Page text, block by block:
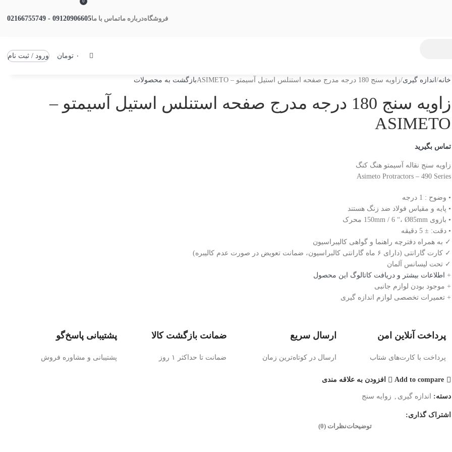
فروشگاهدرباره ماتماس با ما09120906605 - 02166755749
0
۰ تومان ورود / ثبت نام
خانه اندازه گیری زاویه سنج 180 درجه مدرج صفحه استنلس استیل آسیمتو – ASIMETO بازگشت به محصولات
زاویه سنج 180 درجه مدرج صفحه استنلس استیل آسیمتو –
ASIMETO
تماس بگیرید
زاویه سنج نقاله آسیمتو هنگ کنگ
Asimeto Protractors – 490 Series
• وضوح : 1 درجه
• پایه و مقیاس فولاد ضد زنگ هستند
• بازوی 150mm / 6 “، Ø85mm محرک
• دقت: ± 5 دقیقه
✓ به همراه دفترچه راهنما و گواهی کالیبراسیون
✓ کارت گارانتی (دارای ۶ ماه گارانتی کالبراسیون، ضمانت تعویض در صورت عدم کالیبره)
✓ تحت لیسانس آلمان
+ اطلاعات بیشتر و دریافت کاتالوگ این محصول
+ موجود بودن لوازم جانبی
+ تعمیرات تخصصی لوازم اندازه گیری
پرداخت آنلاین امن
پرداخت با کارت‌های شتاب
ارسال سریع
ارسال در کوتاه‌ترین زمان
ضمانت بازگشت کالا
ضمانت تا حداکثر ۱ روز
پشتیبانی پاسخ‌گو
پشتیبانی و مشاوره فروش
Add to compare افزودن به علاقه مندی
دسته: اندازه گیری , زوایه سنج
اشتراک گذاری:
توضیحاتنظرات (0)